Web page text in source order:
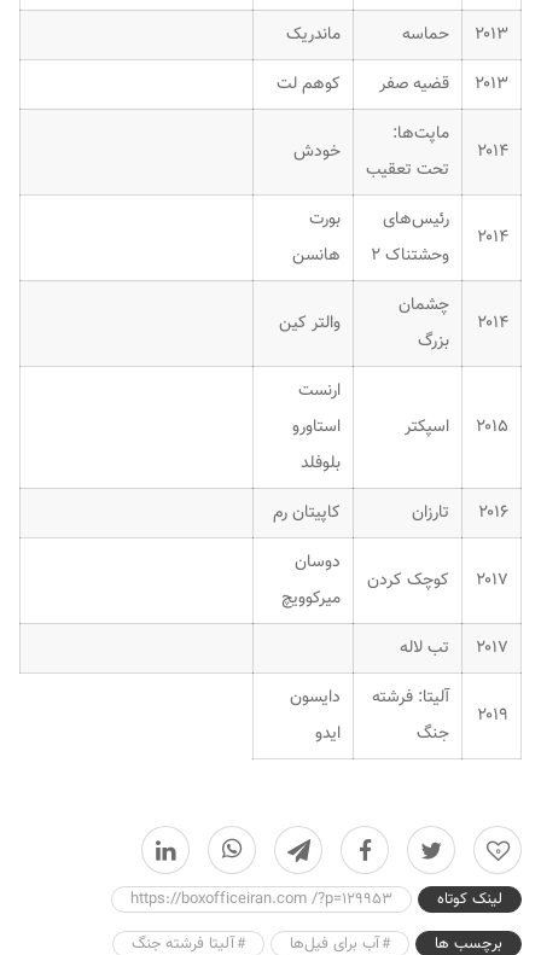
۲۰۱۳
حماسه
ماندریک
۲۰۱۳
قضیه صفر کوهم لت
۲۰۱۴
ماپت‌ها:
تحت تعقیب
خودش
۲۰۱۴
رئیس‌های
وحشتناک ۲
بورت
هانسن
۲۰۱۴
چشمان
بزرگ
والتر کین
۲۰۱۵ اسپکتر
ارنست
استاورو
بلوفلد
۲۰۱۶
تارزان کاپیتان رم
۲۰۱۷ کوچک کردن
دوسان
میرکوویچ
۲۰۱۷
تب لاله
۲۰۱۹
آلیتا: فرشته
جنگ
دایسون
ایدو
0
لینک کوتاه
https://boxofficeiran.com /?p=129953
برچسب ها
آب برای فیل‌ها
آلیتا فرشته جنگ